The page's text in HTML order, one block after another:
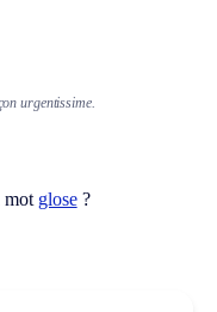
urgentissime.
mot glose?